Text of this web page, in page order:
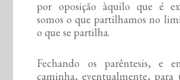
por oposição àquilo que é
somos o que partilhamos no
o que se partilha.
Fechando os parêntesis, e
caminha, eventualmente,